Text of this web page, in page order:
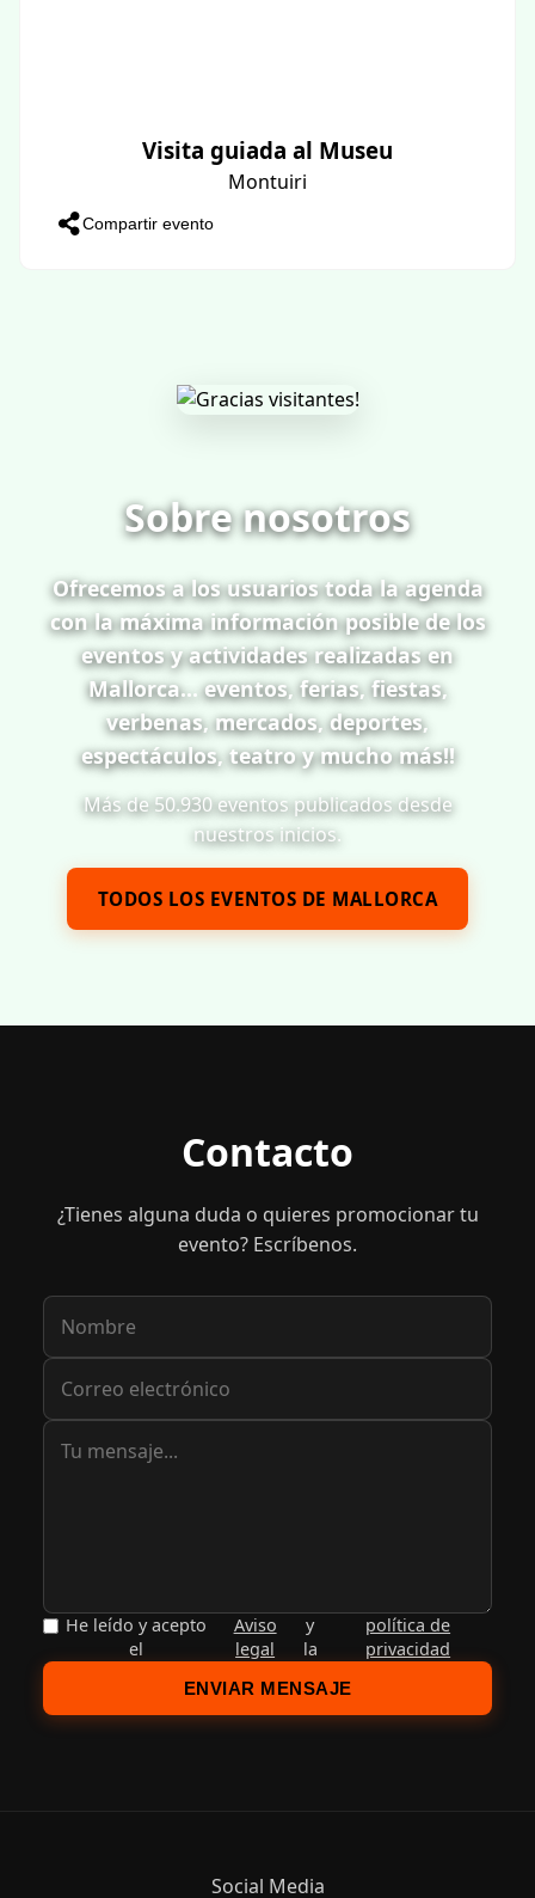
Visita guiada al Museu
Montuiri
Compartir evento
Sobre nosotros
Ofrecemos a los usuarios toda la agenda
con la máxima información posible de los
eventos y actividades realizadas en
Mallorca... eventos, ferias, fiestas,
verbenas, mercados, deportes,
espectáculos, teatro y mucho más!!
Más de 50.930 eventos publicados desde
nuestros inicios.
TODOS LOS EVENTOS DE MALLORCA
Contacto
¿Tienes alguna duda o quieres promocionar tu
evento? Escríbenos.
He leído y acepto
el
Aviso
legal
y
la
política de
privacidad
ENVIAR MENSAJE
Social Media